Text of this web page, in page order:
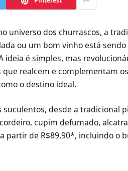
universo dos churrascos, a
ou um bom vinho está
ideia é simples, mas
realcem e complementam
o destino ideal.
desde a tradicional
cupim defumado,
partir de R$89,90*, incluindo o